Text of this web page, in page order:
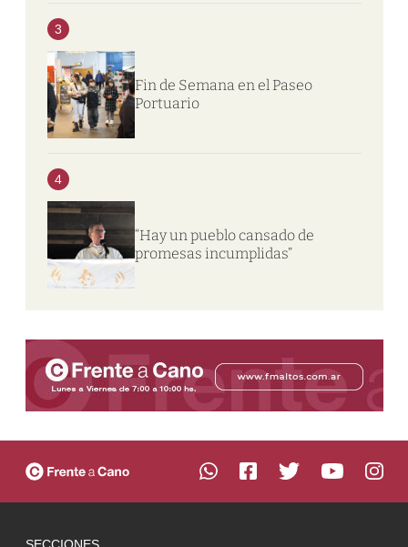
3
Fin de Semana en el Paseo
Portuario
4
“Hay un pueblo cansado de
promesas incumplidas”
SECCIONES